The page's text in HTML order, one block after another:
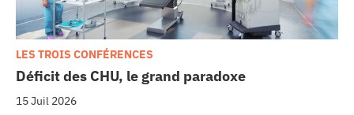
Déficit des CHU, le grand paradoxe
15 Juil 2026
LES TROIS CONFÉRENCES